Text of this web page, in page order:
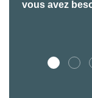
vous avez